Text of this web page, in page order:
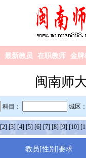
最新教员 在职教师 金牌
闽南师
科目： 城区
[2] [3] [4] [5] [6] [7] [8] [9] [10]
教员[性别]要求